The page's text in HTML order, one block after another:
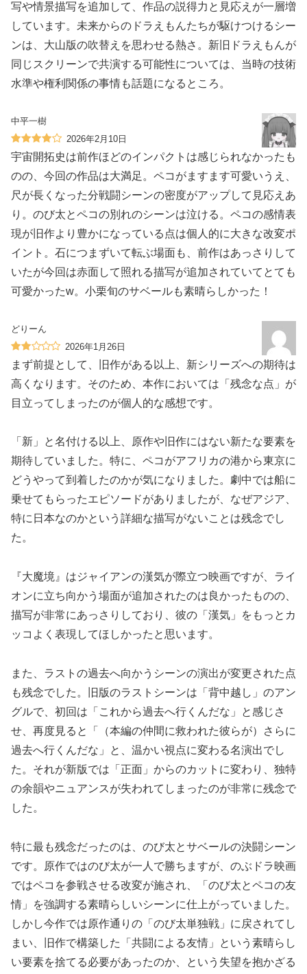
写や情景描写を追加して、作品の説得力と見応えが一層増
しています。未来からのドラえもんたちが駆けつけるシー
ンは、大山版の吹替えを思わせる熱さ。新旧ドラえもんが
同じスクリーンで共演する可能性については、当時の技術
水準や権利関係の事情も話題になるところ。
中平一樹
2026年2月10日
宇宙開拓史は前作ほどのインパクトは感じられなかったも
のの、今回の作品は大満足。ペコがますます可愛いうえ、
尺が長くなった分戦闘シーンの密度がアップして見応えあ
り。のび太とペコの別れのシーンは泣ける。ペコの感情表
現が旧作より豊かになっている点は個人的に大きな改変ポ
イント。石につまずいて転ぶ場面も、前作はあっさりして
いたが今回は赤面して照れる描写が追加されていてとても
可愛かったw。小栗旬のサベールも素晴らしかった！
どりーん
2026年1月26日
まず前提として、旧作がある以上、新シリーズへの期待は
高くなります。そのため、本作においては「残念な点」が
目立ってしまったのが個人的な感想です。
「新」と名付ける以上、原作や旧作にはない新たな要素を
期待していました。特に、ペコがアフリカの港から東京に
どうやって到着したのかが気になりました。劇中では船に
乗せてもらったエピソードがありましたが、なぜアジア、
特に日本なのかという詳細な描写がないことは残念でし
た。
『大魔境』はジャイアンの漢気が際立つ映画ですが、ライ
オンに立ち向かう場面が追加されたのは良かったものの、
描写が非常にあっさりしており、彼の「漢気」をもっとカ
ッコよく表現してほしかったと思います。
また、ラストの過去へ向かうシーンの演出が変更された点
も残念でした。旧版のラストシーンは「背中越し」のアン
グルで、初回は「これから過去へ行くんだな」と感じさ
せ、再度見ると「（本編の仲間に救われた彼らが）さらに
過去へ行くんだな」と、温かい視点に変わる名演出でし
た。それが新版では「正面」からのカットに変わり、独特
の余韻やニュアンスが失われてしまったのが非常に残念で
した。
特に最も残念だったのは、のび太とサベールの決闘シーン
です。原作ではのび太が一人で勝ちますが、のぶドラ映画
ではペコを参戦させる改変が施され、「のび太とペコの友
情」を強調する素晴らしいシーンに仕上がっていました。
しかし今作では原作通りの「のび太単独戦」に戻されてし
まい、旧作で構築した「共闘による友情」という素晴らし
い要素を捨てる必要があったのか、という失望を抱かざる